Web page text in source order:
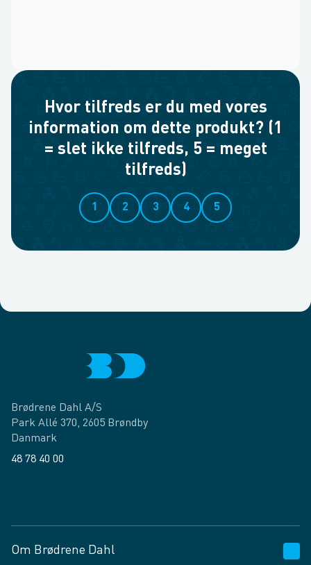
Hvor tilfreds er du med vores
information om dette produkt? (1
= slet ikke tilfreds, 5 = meget
tilfreds)
1 2 3 4 5
Brødrene Dahl A/S
Park Allé 370, 2605 Brøndby
Danmark
48 78 40 00
Om Brødrene Dahl